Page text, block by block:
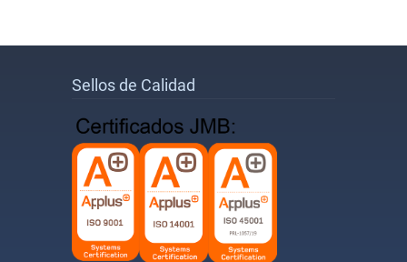
Sellos de Calidad